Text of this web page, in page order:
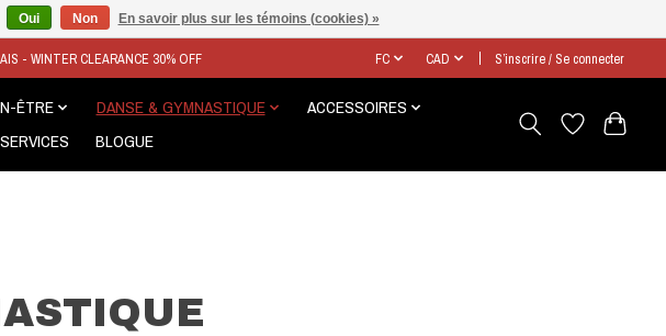
- WINTER CLEARANCE 30% OFF FC CAD S’inscrire / Se connecter
ÊTRE DANSE & GYMNASTIQUE
ACCESSOIRES
SERVICES BLOGUE
Oui Non En savoir plus sur les témoins (cookies) »